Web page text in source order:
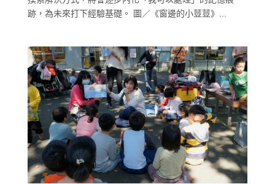
跡，為未來打下經驗基礎。 圖／《窗邊的小荳荳》...